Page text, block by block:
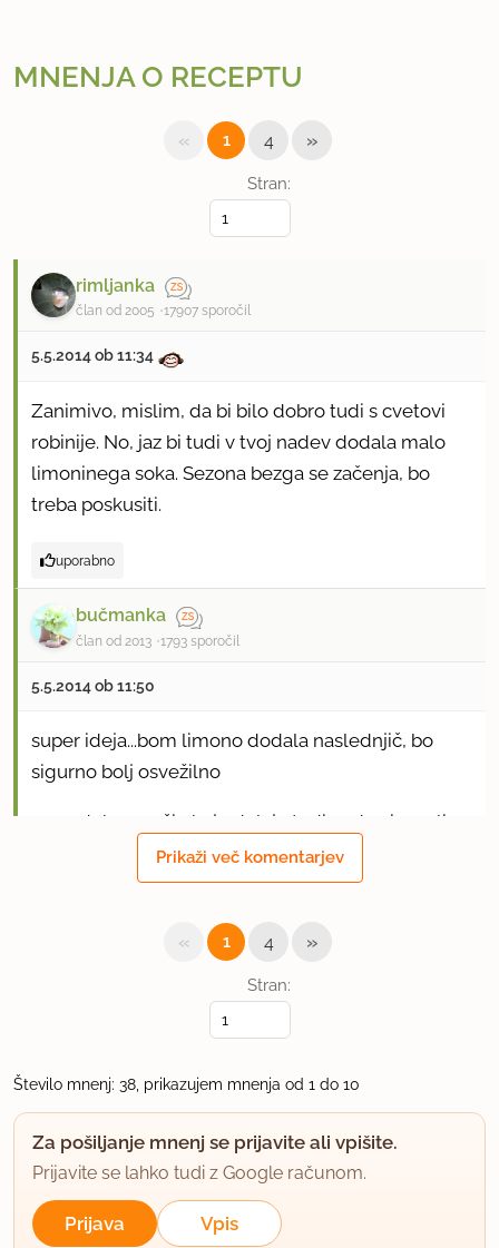
MNENJA O RECEPTU
Stran:
« 1 4 »
rimljanka
član od 2005 17907 sporočil
5.5.2014 ob 11:34
Zanimivo, mislim, da bi bilo dobro tudi s cvetovi
robinije. No, jaz bi tudi v tvoj nadev dodala malo
limoninega soka. Sezona bezga se začenja, bo
treba poskusiti.
uporabno
bučmanka
član od 2013 1793 sporočil
5.5.2014 ob 11:50
super ideja...bom limono dodala naslednjič, bo
sigurno bolj osvežilno
na podoben način baje delajo tudi nadev iz melise
ali limonske trave...
tudi že slišala, le da naj bi se cvetove prej
Silvija_02
5.5.2014 ob 14:50
Tole bo pa res potrebno poskusiti. Me prav zanima,
Prikaži več komentarjev
Stran:
« 1 4 »
Število mnenj: 38, prikazujem mnenja od 1 do 10
Za pošiljanje mnenj se prijavite ali vpišite.
Prijavite se lahko tudi z Google računom.
Prijava Vpis